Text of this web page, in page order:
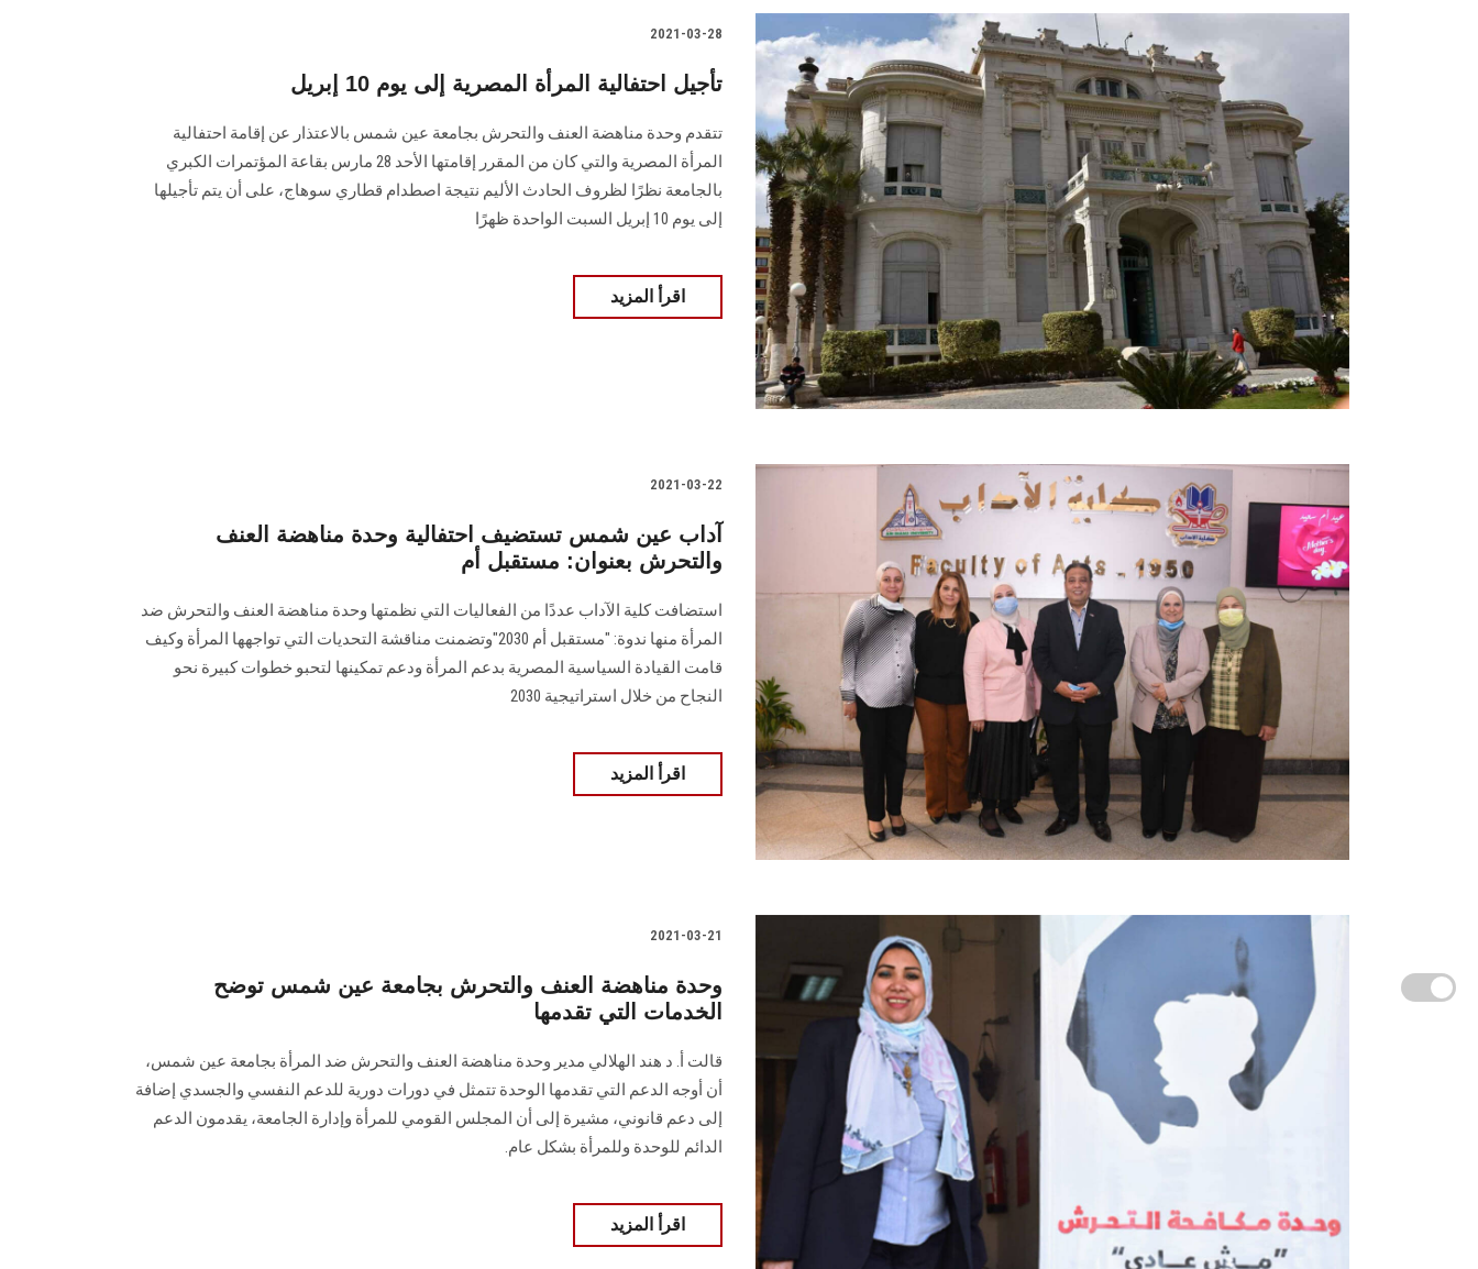
2021-03-28
تأجيل احتفالية المرأة المصرية إلى يوم 10 إبريل
تتقدم وحدة مناهضة العنف والتحرش بجامعة عين شمس بالاعتذار عن إقامة احتفالية
المرأة المصرية والتي كان من المقرر إقامتها الأحد 28 مارس بقاعة المؤتمرات الكبري
بالجامعة نظرًا لظروف الحادث الأليم نتيجة اصطدام قطاري سوهاج، على أن يتم تأجيلها
إلى يوم 10 إبريل السبت الواحدة ظهرًا
اقرأ المزيد
2021-03-22
آداب عين شمس تستضيف احتفالية وحدة مناهضة العنف
والتحرش بعنوان: مستقبل أم
استضافت كلية الآداب عددًا من الفعاليات التي نظمتها وحدة مناهضة العنف والتحرش ضد
المرأة منها ندوة: "مستقبل أم 2030"وتضمنت مناقشة التحديات التي تواجهها المرأة وكيف
قامت القيادة السياسية المصرية بدعم المرأة ودعم تمكينها لتحبو خطوات كبيرة نحو
النجاح من خلال استراتيجية 2030
اقرأ المزيد
2021-03-21
وحدة مناهضة العنف والتحرش بجامعة عين شمس توضح
الخدمات التي تقدمها
قالت أ. د هند الهلالي مدير وحدة مناهضة العنف والتحرش ضد المرأة بجامعة عين شمس،
أن أوجه الدعم التي تقدمها الوحدة تتمثل في دورات دورية للدعم النفسي والجسدي إضافة
إلى دعم قانوني، مشيرة إلى أن المجلس القومي للمرأة وإدارة الجامعة، يقدمون الدعم
الدائم للوحدة وللمرأة بشكل عام.
اقرأ المزيد